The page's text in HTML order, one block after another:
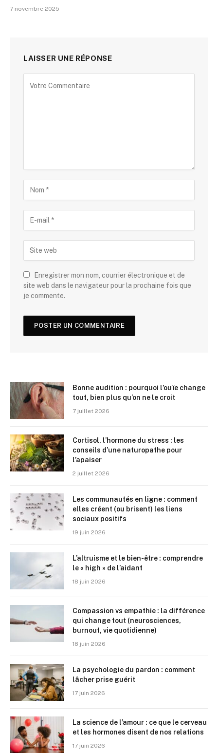
7 novembre 2025
LAISSER UNE RÉPONSE
Enregistrer mon nom, courrier électronique et de
site web dans le navigateur pour la prochaine fois que
je commente.
Bonne audition : pourquoi l’ouïe change
tout, bien plus qu’on ne le croit
7 juillet 2026
Cortisol, l’hormone du stress : les
conseils d’une naturopathe pour
l’apaiser
2 juillet 2026
Les communautés en ligne : comment
elles créent (ou brisent) les liens
sociaux positifs
19 juin 2026
L’altruisme et le bien-être : comprendre
le « high » de l’aidant
18 juin 2026
Compassion vs empathie : la différence
qui change tout (neurosciences,
burnout, vie quotidienne)
18 juin 2026
La psychologie du pardon : comment
lâcher prise guérit
17 juin 2026
La science de l’amour : ce que le cerveau
et les hormones disent de nos relations
17 juin 2026